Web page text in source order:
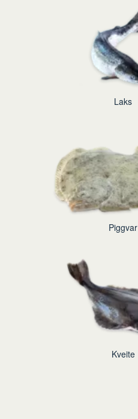
Laks
Piggvar
Kveite